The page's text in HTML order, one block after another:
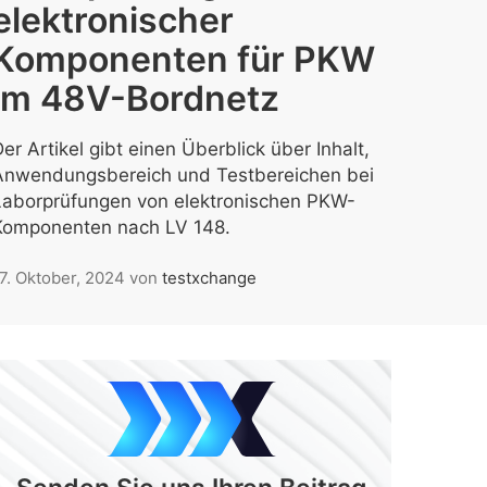
für PKW
48V-Bordnetz
Artikel gibt einen Überblick über Inhalt,
und Testbereichen bei
von elektronischen PKW-
nach LV 148.
Oktober, 2024 von testxchange